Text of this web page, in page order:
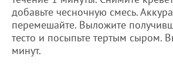
добавьте чесночную смесь.
перемешайте. Выложите
тесто и посыпьте тертым сыром.
минут.